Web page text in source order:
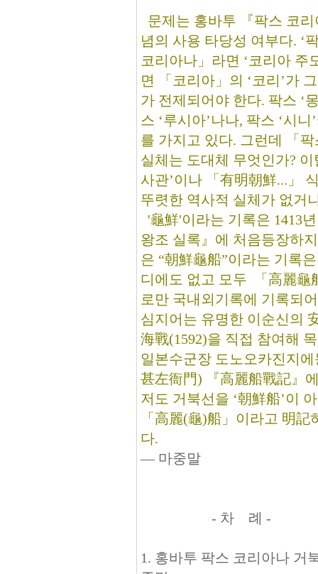
문제는 홍바투 『팍스 코
념의 사용 타당성 여부다. ‘
코리아나」라면 ‘코리아 주
면 「코리아」의 ‘코리’가
가 전제되어야 한다. 팍스 ‘
스 ‘루시아’나나, 팍스 ‘시
를 가지고 있다. 그런데 「
실체는 도대체 무엇인가?
사관’이나 「有明朝鮮...」
뚜렷한 역사적 실체가 없거
'龜鮮'이라는 기록은 1413
왕조 실록』에 처음등장하
은 “朝鮮龜船”이라는 기록
디에도 없고 모두 「高麗龜
로만 국내외기록에 기록되
심지어는 유명한 이순신의
海戰(1592)을 직접 참여해
일본수군장 도노오카진지
甚左衙門) 『高麗船戰記』
저도 거북선을 ‘朝鮮船’이
「高麗(龜)船」이라고 明記
다.
― 마중말
- 차 례 -
1. 홍바투 팍스 코리아나 거